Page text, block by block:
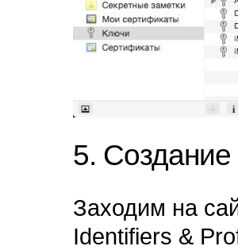
5.
Заходим на
Identifiers &